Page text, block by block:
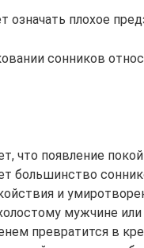
означать плохое
сонников
что появление
большинство
и
мужчине
превратится в